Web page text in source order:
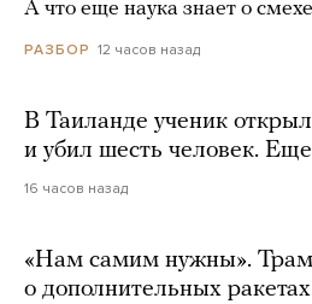
А что еще наука знает о
РАЗБОР 12 часов назад
В Таиланде ученик
и убил шесть человек.
16 часов назад
«Нам самим нужны».
о дополнительных